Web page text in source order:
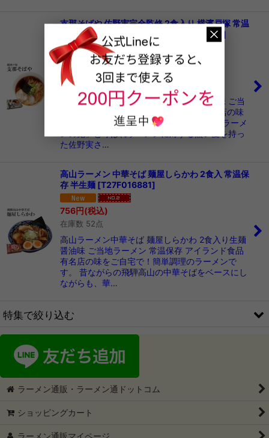
支那そばや 佐野実完全監修 2食入り 横濱戸塚 常温
保存 半生麺 有名店ラーメン
T27F016880 ]
756 (税込)
在庫数 50点
1件
支那そばや 2食入り 横濱戸塚 半生麺 醤油味 ご当
地ラーメン 常温保存 アイランド食品 有名店の味
をご自宅で！簡単調理のラーメンです。 「ラーメ
ンの鬼」と呼ばれラーメンに対する熱い愛を持っ
た佐野実さ…
高山ラーメン 中華そば 麺屋しらかわ 2食入 常温保
存 半生麺 [T27F016881]
756円(税込)
在庫数 52点
高山ラーメン中華そば 麺屋しらかわ 2食入り生麺
醤油味 ご当地ラーメン 常温保存 アイランド食品
有名店の味をご自宅で！簡単調理のラーメンで
す。 昔ながらの飛騨高山の中華そばをベースにし
ながらも、華…
特集で絞り込む
ご当地ラーメン1箱2食入
ラーメン通販・ラーメン通ドットコム
ショッピングカート